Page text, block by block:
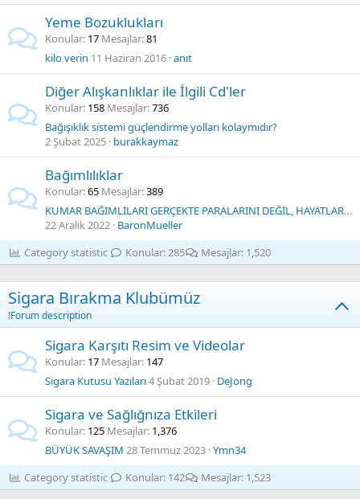
Yeme Bozuklukları
Konular 17 Mesajlar 81
kilo verin 11 Haziran 2016 anıt
Diğer Alışkanlıklar ile İlgili Cd'ler
Konular 158 Mesajlar 736
Bağışıklık sistemi güçlendirme yolları kolaymıdır?
2 Şubat 2025 burakkaymaz
Bağımlılıklar
Konular 65 Mesajlar 389
KUMAR BAĞIMLILARI GERÇEKTE PARALARINI DEĞİL, HAYATLARINI RİSKE ATARLAR
22 Aralık 2022 BaronMueller
Category statistic
Konular 285 Mesajlar 1,520
Sigara Bırakma Klubümüz
!Forum description
Sigara Karşıtı Resim ve Videolar
Konular 17 Mesajlar 147
Sigara Kutusu Yazıları4 Şubat 2019 DeJong
Sigara ve Sağlığnıza Etkileri
Konular 125 Mesajlar 1,376
BÜYÜK SAVAŞIM 28 Temmuz 2023 Ymn34
Category statistic
Konular 142 Mesajlar 1,523